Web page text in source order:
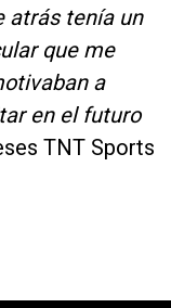
atrás tenía un
que me
a
en el futuro
TNT Sports